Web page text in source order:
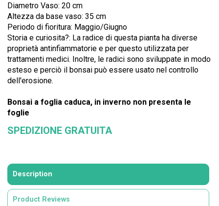
Diametro Vaso: 20 cm
Altezza da base vaso: 35 cm
Periodo di fioritura: Maggio/Giugno
Storia e curiosita?: La radice di questa pianta ha diverse
proprietà antinfiammatorie e per questo utilizzata per
trattamenti medici. Inoltre, le radici sono sviluppate in modo
esteso e perciò il bonsai può essere usato nel controllo
dell'erosione.
Bonsai a foglia caduca, in inverno non presenta le
foglie
SPEDIZIONE GRATUITA
Description
Product Reviews